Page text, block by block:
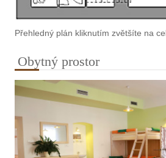
Přehledný plán kliknutím zvětšíte na
Obytný prostor